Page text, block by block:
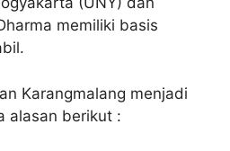
memiliki basis
Karangmalang menjadi
alasan berikut :